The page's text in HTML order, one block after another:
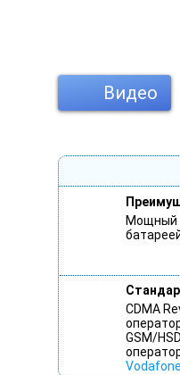
Видео
Мощный
CDMA
GSM/
Vodafone